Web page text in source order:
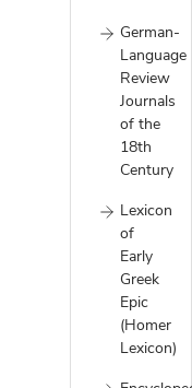
German-
Language
Review
Journals
of the
18th
Century
Lexicon
of
Early
Greek
Epic
(Homer
Lexicon)